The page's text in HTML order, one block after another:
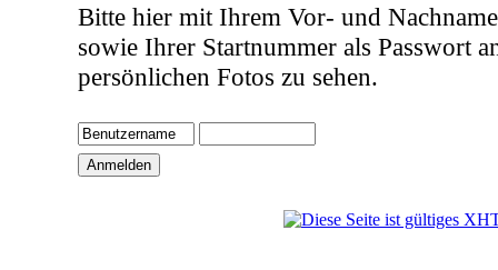
Bitte hier mit Ihrem Vor- und
sowie Ihrer Startnummer als Passwort
persönlichen Fotos zu sehen.